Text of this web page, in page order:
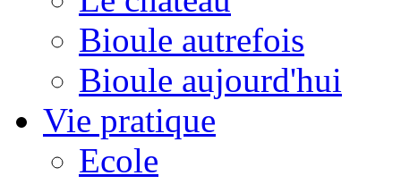
Bioule autrefois
Bioule aujourd'hui
Vie pratique
Ecole